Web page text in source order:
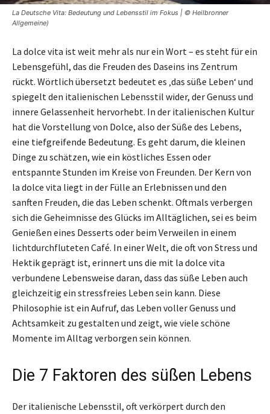
La Deutsche Vita: Bedeutung und Lebensstil im Fokus | © Heilbronner
Allgemeine)
La dolce vita ist weit mehr als nur ein Wort – es steht für ein
Lebensgefühl, das die Freuden des Daseins ins Zentrum
rückt. Wörtlich übersetzt bedeutet es ‚das süße Leben‘ und
spiegelt den italienischen Lebensstil wider, der Genuss und
innere Gelassenheit hervorhebt. In der italienischen Kultur
hat die Vorstellung von Dolce, also der Süße des Lebens,
eine tiefgreifende Bedeutung. Es geht darum, die kleinen
Dinge zu schätzen, wie ein köstliches Essen oder
entspannte Stunden im Kreise von Freunden. Der Kern von
la dolce vita liegt in der Fülle an Erlebnissen und den
sanften Freuden, die das Leben schenkt. Oftmals verbergen
sich die Geheimnisse des Glücks im Alltäglichen, sei es beim
Genießen eines Desserts oder beim Verweilen in einem
lichtdurchfluteten Café. In einer Welt, die oft von Stress und
Hektik geprägt ist, erinnert uns die mit la dolce vita
verbundene Lebensweise daran, dass das süße Leben auch
gleichzeitig ein stressfreies Leben sein kann. Diese
Philosophie ist ein Aufruf, das Leben voller Genuss und
Achtsamkeit zu gestalten und zeigt, wie viele schöne
Momente im Alltag verborgen sein können.
Die 7 Faktoren des süßen Lebens
Der italienische Lebensstil, oft verkörpert durch den